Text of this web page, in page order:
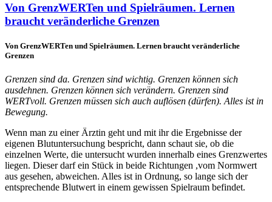
Von GrenzWERTen und Spielräumen. Lernen
braucht veränderliche Grenzen
Von GrenzWERTen und Spielräumen. Lernen braucht veränderliche
Grenzen
Grenzen sind da. Grenzen sind wichtig. Grenzen können sich
ausdehnen. Grenzen können sich verändern. Grenzen sind
WERTvoll. Grenzen müssen sich auch auflösen (dürfen). Alles ist in
Bewegung.
Wenn man zu einer Ärztin geht und mit ihr die Ergebnisse der
eigenen Blutuntersuchung bespricht, dann schaut sie, ob die
einzelnen Werte, die untersucht wurden innerhalb eines Grenzwertes
liegen. Dieser darf ein Stück in beide Richtungen ,vom Normwert
aus gesehen, abweichen. Alles ist in Ordnung, so lange sich der
entsprechende Blutwert in einem gewissen Spielraum befindet.